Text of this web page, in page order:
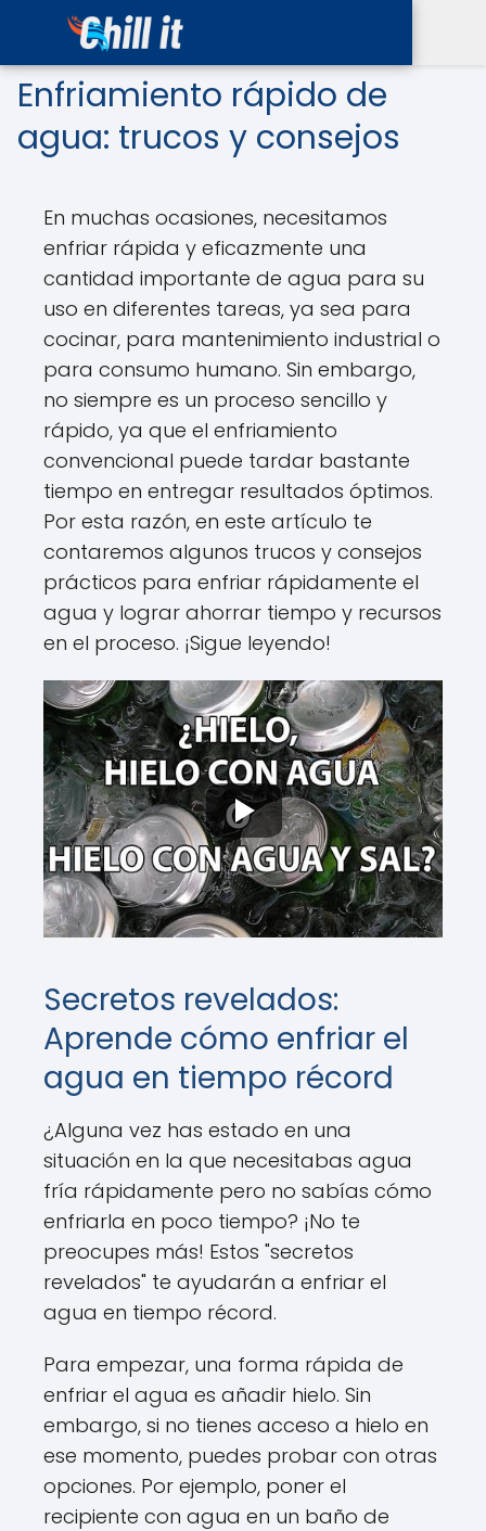
Enfriamiento rápido de
agua: trucos y consejos
En muchas ocasiones, necesitamos
enfriar rápida y eficazmente una
cantidad importante de agua para su
uso en diferentes tareas, ya sea para
cocinar, para mantenimiento industrial o
para consumo humano. Sin embargo,
no siempre es un proceso sencillo y
rápido, ya que el enfriamiento
convencional puede tardar bastante
tiempo en entregar resultados óptimos.
Por esta razón, en este artículo te
contaremos algunos trucos y consejos
prácticos para enfriar rápidamente el
agua y lograr ahorrar tiempo y recursos
en el proceso. ¡Sigue leyendo!
Secretos revelados:
Aprende cómo enfriar el
agua en tiempo récord
¿Alguna vez has estado en una
situación en la que necesitabas agua
fría rápidamente pero no sabías cómo
enfriarla en poco tiempo? ¡No te
preocupes más! Estos "secretos
revelados" te ayudarán a enfriar el
agua en tiempo récord.
Para empezar, una forma rápida de
enfriar el agua es añadir hielo. Sin
embargo, si no tienes acceso a hielo en
ese momento, puedes probar con otras
opciones. Por ejemplo, poner el
recipiente con agua en un baño de